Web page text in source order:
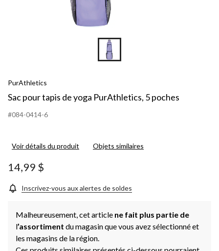
PurAthletics
Sac pour tapis de yoga PurAthletics, 5 poches
#084-0414-6
Voir détails du produit Objets similaires
14,99 $
Inscrivez-vous aux alertes de soldes
Malheureusement, cet article ne fait plus partie de
l’assortiment du magasin que vous avez sélectionné et
les magasins de la région.